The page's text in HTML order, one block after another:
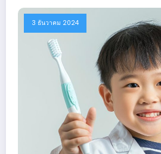
3 ธันวาคม 2024